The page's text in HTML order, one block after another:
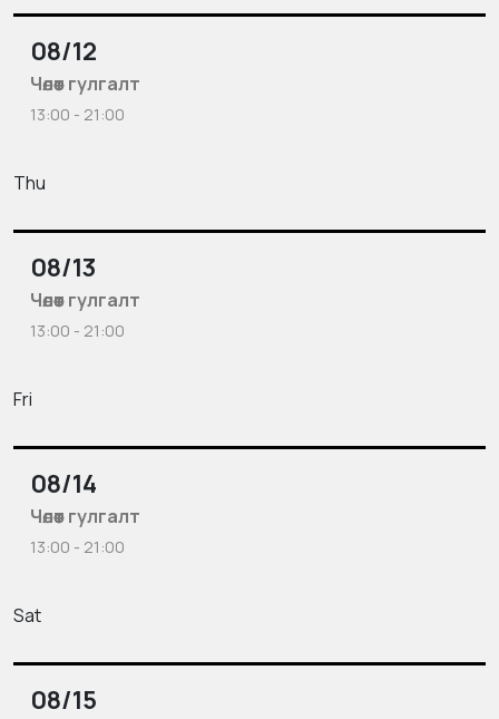
08/12
Чөлөөт гулгалт
13:00 - 21:00
Thu
08/13
Чөлөөт гулгалт
13:00 - 21:00
Fri
08/14
Чөлөөт гулгалт
13:00 - 21:00
Sat
08/15